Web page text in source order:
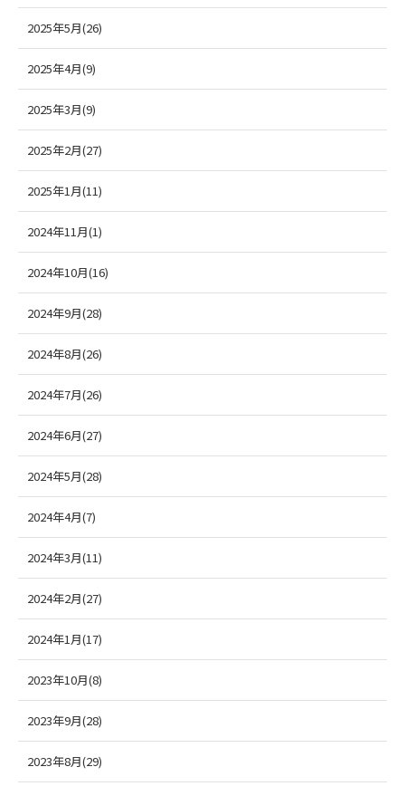
2025年5月(26)
2025年4月(9)
2025年3月(9)
2025年2月(27)
2025年1月(11)
2024年11月(1)
2024年10月(16)
2024年9月(28)
2024年8月(26)
2024年7月(26)
2024年6月(27)
2024年5月(28)
2024年4月(7)
2024年3月(11)
2024年2月(27)
2024年1月(17)
2023年10月(8)
2023年9月(28)
2023年8月(29)